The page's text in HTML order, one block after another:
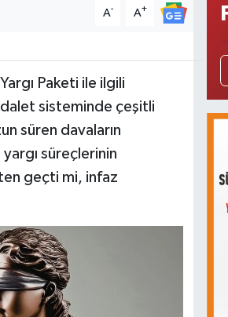
A- A+
Paketi ile ilgili
sisteminde çeşitli
süren davaların
yargı süreçlerinin
geçti mi, infaz